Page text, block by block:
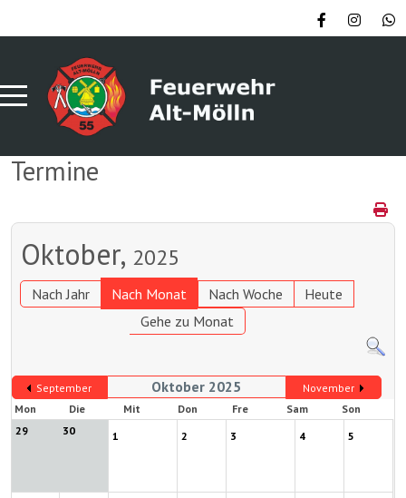
Termine
Oktober, 2025
Nach Jahr Nach Monat Nach Woche
Heute
Gehe zu Monat
September Oktober 2025
November
Mon
Die Mit Don Fre Sam
Son
29
30 1 2 3 4 5